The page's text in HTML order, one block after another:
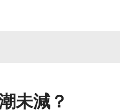
未減？